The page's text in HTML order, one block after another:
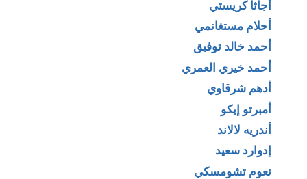
أجاثا كريستي
أحلام مستغانمي
أحمد خالد توفيق
أحمد خيري العمري
أدهم شرقاوي
أمبرتو إيكو
أندريه لالاند
إدوارد سعيد
نعوم تشومسكي